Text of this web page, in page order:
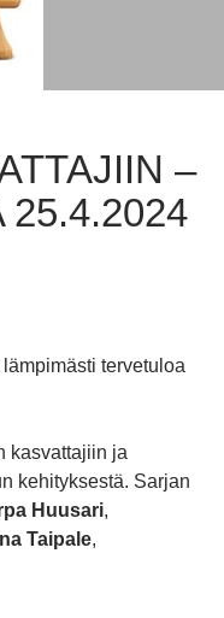
–
25.4.2024
tervetuloa
kasvattajiin ja
kehityksestä. Sarjan
Huusari,
Taipale,